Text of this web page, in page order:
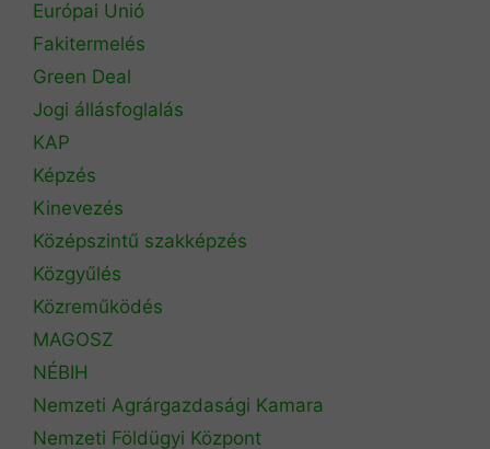
Európai Unió
Fakitermelés
Green Deal
Jogi állásfoglalás
KAP
Képzés
Kinevezés
Középszintű szakképzés
Közgyűlés
Közreműködés
MAGOSZ
NÉBIH
Nemzeti Agrárgazdasági Kamara
Nemzeti Földügyi Központ